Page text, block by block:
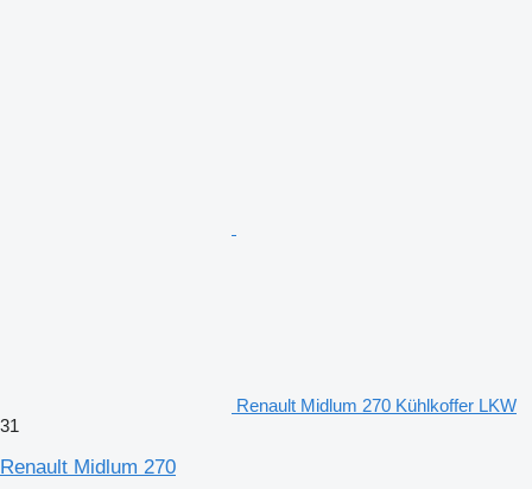
Renault Midlum 270 Kühlkoffer LKW
31
Renault Midlum 270